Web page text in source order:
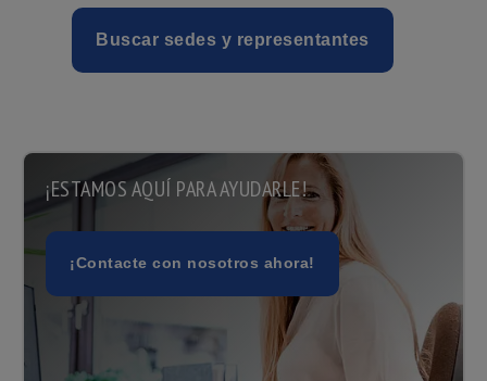
Buscar sedes y representantes
¡ESTAMOS AQUÍ PARA AYUDARLE!
¡Contacte con nosotros ahora!